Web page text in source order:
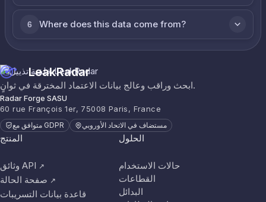
6 Where does this data come from?
LeakRadar
ابحث وراقب وعالج بيانات الاعتماد المخترقة في ثوانٍ.
Radar Forge SASU
60 rue François 1er, 75008 Paris, France
متوافق مع GDPR مستضاف في الاتحاد الأوروبي
المنتج
وثائق API ↗
صفحة الحالة ↗
قاعدة بيانات التسريبات
الحلول
حالات الاستخدام
القطاعات
البدائل